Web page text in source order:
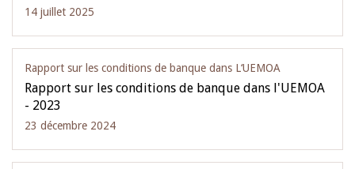
14 juillet 2025
Rapport sur les conditions de banque dans L‘UEMOA
Rapport sur les conditions de banque dans l'UEMOA
- 2023
23 décembre 2024